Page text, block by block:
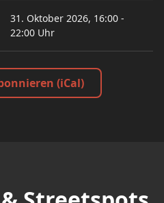
31. Oktober 2026, 16:00 -
22:00 Uhr
(iCal)